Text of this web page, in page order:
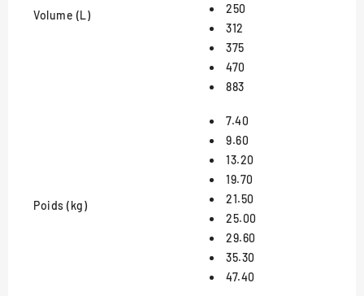
Volume (L)
250
312
375
470
883
Poids (kg)
7.40
9.60
13.20
19.70
21.50
25.00
29.60
35.30
47.40